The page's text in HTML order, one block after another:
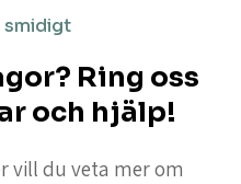
smidigt
Ring oss
och hjälp!
vill du veta mer om